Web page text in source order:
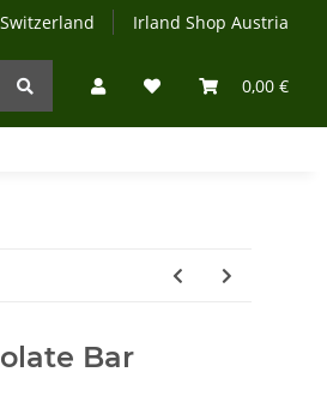
Irland Shop Austria
0,00 €
Bar